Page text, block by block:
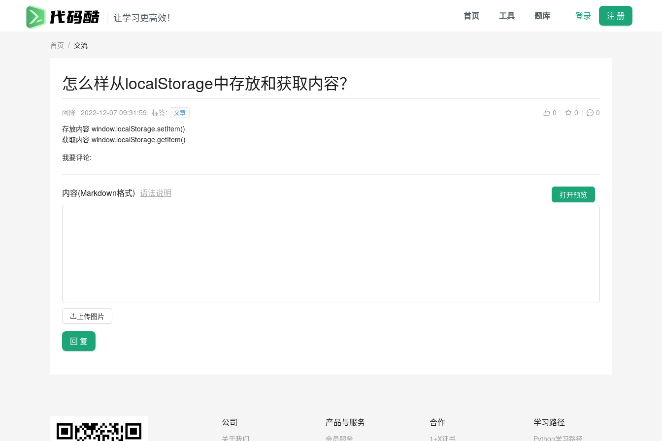
让学习更高效！ 首页 工具 题库 登录 注 册
首页 / 交流
怎么样从localStorage中存放和获取内容？
阿隆 2022-12-07 09:31:59 标签: 文章 0 0
0
存放内容 window.localStorage.setItem()
获取内容 window.localStorage.getItem()
我要评论:
内容(Markdown格式) 语法说明 打开预览
上传图片
回 复
公司
关于我们
产品与服务
会员服务
合作
1+X证书
学习路径
Python学习路径